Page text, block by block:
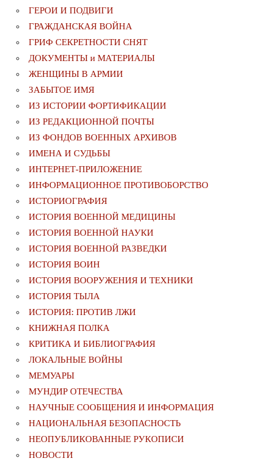
ГЕРОИ И ПОДВИГИ
ГРАЖДАНСКАЯ ВОЙНА
ГРИФ СЕКРЕТНОСТИ СНЯТ
ДОКУМЕНТЫ и МАТЕРИАЛЫ
ЖЕНЩИНЫ В АРМИИ
ЗАБЫТОЕ ИМЯ
ИЗ ИСТОРИИ ФОРТИФИКАЦИИ
ИЗ РЕДАКЦИОННОЙ ПОЧТЫ
ИЗ ФОНДОВ ВОЕННЫХ АРХИВОВ
ИМЕНА И СУДЬБЫ
ИНТЕРНЕТ-ПРИЛОЖЕНИЕ
ИНФОРМАЦИОННОЕ ПРОТИВОБОРСТВО
ИСТОРИОГРАФИЯ
ИСТОРИЯ ВОЕННОЙ МЕДИЦИНЫ
ИСТОРИЯ ВОЕННОЙ НАУКИ
ИСТОРИЯ ВОЕННОЙ РАЗВЕДКИ
ИСТОРИЯ ВОИН
ИСТОРИЯ ВООРУЖЕНИЯ И ТЕХНИКИ
ИСТОРИЯ ТЫЛА
ИСТОРИЯ: ПРОТИВ ЛЖИ
КНИЖНАЯ ПОЛКА
КРИТИКА И БИБЛИОГРАФИЯ
ЛОКАЛЬНЫЕ ВОЙНЫ
МЕМУАРЫ
МУНДИР ОТЕЧЕСТВА
НАУЧНЫЕ СООБЩЕНИЯ И ИНФОРМАЦИЯ
НАЦИОНАЛЬНАЯ БЕЗОПАСНОСТЬ
НЕОПУБЛИКОВАННЫЕ РУКОПИСИ
НОВОСТИ